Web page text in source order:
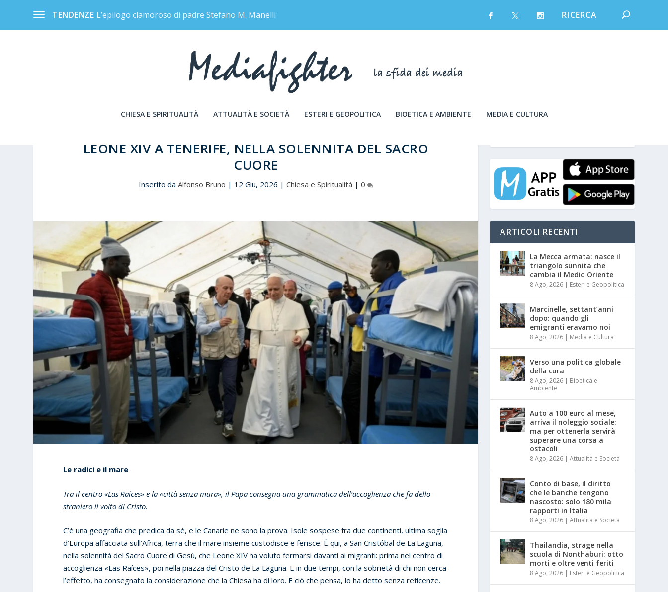
TENDENZE L’epilogo clamoroso di padre Stefano M. Manelli
CHIESA E SPIRITUALITÀ ATTUALITÀ E SOCIETÀ ESTERI E GEOPOLITICA BIOETICA E AMBIENTE MEDIA E CULTURA
LEONE XIV A TENERIFE, NELLA SOLENNITÀ DEL SACRO
CUORE
Inserito da Alfonso Bruno | 12 Giu, 2026 | Chiesa e Spiritualità | 0
Le radici e il mare
Tra il centro «Las Raíces» e la «città senza mura», il Papa consegna una grammatica dell’accoglienza che fa dello
straniero il volto di Cristo.
C’è una geografia che predica da sé, e le Canarie ne sono la prova. Isole sospese fra due continenti, ultima soglia
d’Europa affacciata sull’Africa, terra che il mare insieme custodisce e ferisce. È qui, a San Cristóbal de La Laguna,
nella solennità del Sacro Cuore di Gesù, che Leone XIV ha voluto fermarsi davanti ai migranti: prima nel centro di
accoglienza «Las Raíces», poi nella piazza del Cristo de La Laguna. E in due tempi, con la sobrietà di chi non cerca
l’effetto, ha consegnato la considerazione che la Chiesa ha di loro. E ciò che pensa, lo ha detto senza reticenze.
ARTICOLI RECENTI
La Mecca armata: nasce il
triangolo sunnita che
cambia il Medio Oriente
8 Ago, 2026 | Esteri e Geopolitica
Marcinelle, settant’anni
dopo: quando gli
emigranti eravamo noi
8 Ago, 2026 | Media e Cultura
Verso una politica globale
della cura
8 Ago, 2026 | Bioetica e
Ambiente
Auto a 100 euro al mese,
arriva il noleggio sociale:
ma per ottenerla servirà
superare una corsa a
ostacoli
8 Ago, 2026 |Attualità e Società
Conto di base, il diritto
che le banche tengono
nascosto: solo 180 mila
rapporti in Italia
8 Ago, 2026 |Attualità e Società
Thailandia, strage nella
scuola di Nonthaburi: otto
morti e oltre venti feriti
8 Ago, 2026 | Esteri e Geopolitica